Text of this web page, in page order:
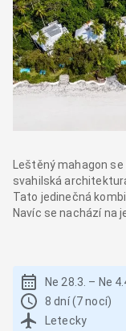
Leštěný mahagon
svahilská
Tato jedinečná
Navíc se nachází na
Ne 28.3. – Ne
8 dní (7 nocí)
Letecky